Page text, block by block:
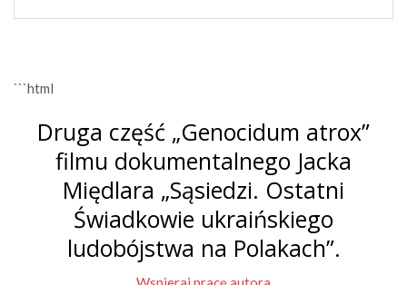
```html
Druga część „Genocidum atrox”
filmu dokumentalnego Jacka
Międlara „Sąsiedzi. Ostatni
Świadkowie ukraińskiego
ludobójstwa na Polakach”.